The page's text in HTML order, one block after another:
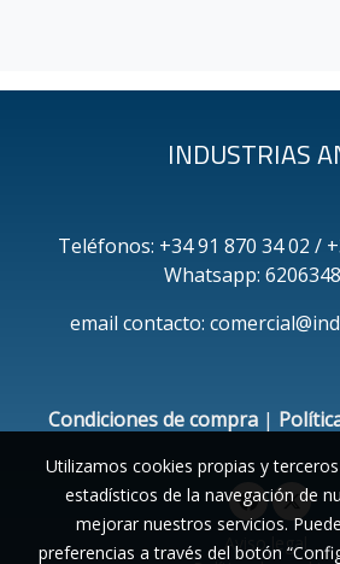
INDUSTRIAS
Teléfonos: +34 91 870 34 02 /
Whatsapp:
email contacto:
Condiciones de compra|
Aviso legal
Utilizamos cookies propias y
estadísticos de la navegación de
mejorar nuestros servicios.
preferencias a través del botón